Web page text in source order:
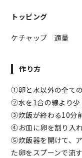
トッピング
ケチャップ 適量
作り方
①卵と水以外の全て
②水を1合の線より少
③炊飯が終わる10分
④お皿に卵を割り入
⑤炊飯器を開けて、
た卵をスプーンで流す